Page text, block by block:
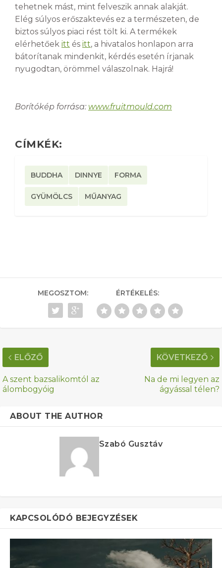
tehetnek mást, mint felveszik annak alakját.
Elég súlyos erőszaktevés ez a természeten, de
biztos súlyos piaci rést tölt ki. A termékek
elérhetőek itt és itt, a hivatalos honlapon arra
bátorítanak mindenkit, kérdés esetén írjanak
nyugodtan, örömmel válaszolnak. Hajrá!
Borítókép forrása: www.fruitmould.com
CÍMKÉK:
BUDDHA DINNYE FORMA
GYÜMÖLCS MŰANYAG
MEGOSZTOM: ÉRTÉKELÉS:
ELŐZŐ
A szent bazsalikomtól az
álombogyóig
KÖVETKEZŐ
Na de mi legyen az
ágyással télen?
ABOUT THE AUTHOR
Szabó Gusztáv
KAPCSOLÓDÓ BEJEGYZÉSEK